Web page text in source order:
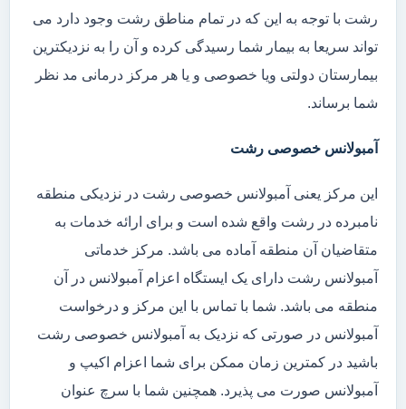
رشت با توجه به این که در تمام مناطق رشت وجود دارد می
تواند سریعا به بیمار شما رسیدگی کرده و آن را به نزدیکترین
بیمارستان دولتی ویا خصوصی و یا هر مرکز درمانی مد نظر
شما برساند.
آمبولانس خصوصی رشت
این مرکز یعنی آمبولانس خصوصی رشت در نزدیکی منطقه
نامبرده در رشت واقع شده است و برای ارائه خدمات به
متقاضیان آن منطقه آماده می باشد. مرکز خدماتی
آمبولانس رشت دارای یک ایستگاه اعزام آمبولانس در آن
منطقه می باشد. شما با تماس با این مرکز و درخواست
آمبولانس در صورتی که نزدیک به آمبولانس خصوصی رشت
باشید در کمترین زمان ممکن برای شما اعزام اکیپ و
آمبولانس صورت می پذیرد. همچنین شما با سرچ عنوان